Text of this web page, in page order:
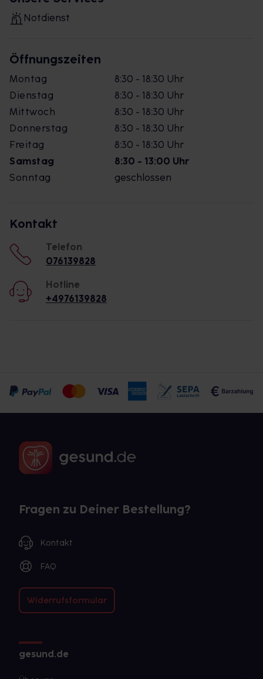
Notdienst
Öffnungszeiten
Montag
8:30 - 18:30 Uhr
Dienstag
8:30 - 18:30 Uhr
Mittwoch
8:30 - 18:30 Uhr
Donnerstag
8:30 - 18:30 Uhr
Freitag
8:30 - 18:30 Uhr
Samstag
8:30 - 13:00 Uhr
Sonntag
geschlossen
Kontakt
Telefon
076139828
Hotline
+4976139828
Fragen zu Deiner Bestellung?
Kontakt
FAQ
Widerrufsformular
gesund.de